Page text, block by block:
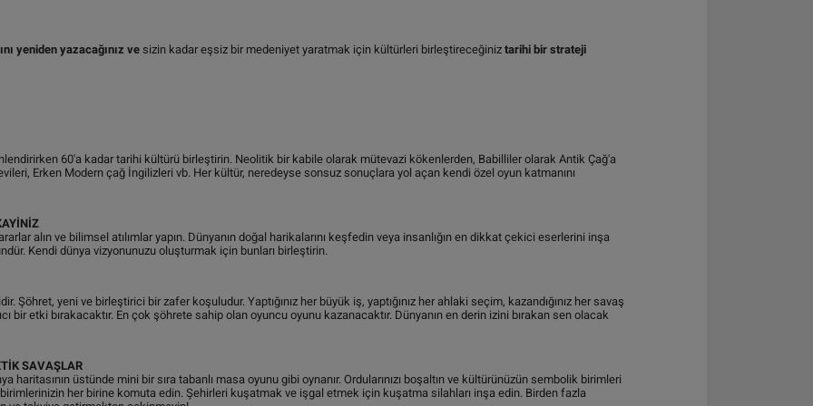
yeniden yazacağınız ve sizin kadar eşsiz bir medeniyet yaratmak için kültürleri birleştireceğiniz tarihi bir strateji
60'a kadar tarihi kültürü birleştirin. Neolitik bir kabile olarak mütevazi kökenlerden, Babilliler olarak Antik Çağ'a
Erken Modern çağ İngilizleri vb. Her kültür, neredeyse sonsuz sonuçlara yol açan kendi özel oyun katmanını
alın ve bilimsel atılımlar yapın. Dünyanın doğal harikalarını keşfedin veya insanlığın en dikkat çekici eserlerini inşa
Kendi dünya vizyonunuzu oluşturmak için bunları birleştirin.
Şöhret, yeni ve birleştirici bir zafer koşuludur. Yaptığınız her büyük iş, yaptığınız her ahlaki seçim, kazandığınız her savaş
bir etki bırakacaktır. En çok şöhrete sahip olan oyuncu oyunu kazanacaktır. Dünyanın en derin izini bırakan sen olacak
SAVAŞLAR
haritasının üstünde mini bir sıra tabanlı masa oyunu gibi oynanır. Ordularınızı boşaltın ve kültürünüzün sembolik birimleri
her birine komuta edin. Şehirleri kuşatmak ve işgal etmek için kuşatma silahları inşa edin. Birden fazla